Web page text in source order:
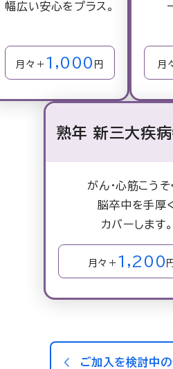
幅広い安心をプラス。
月々＋ 1,000 円 月
熟年 新三大疾
がん・心筋こうそ
脳卒中を手厚
カバーします。
月々＋ 1,200
ご加入を検討中